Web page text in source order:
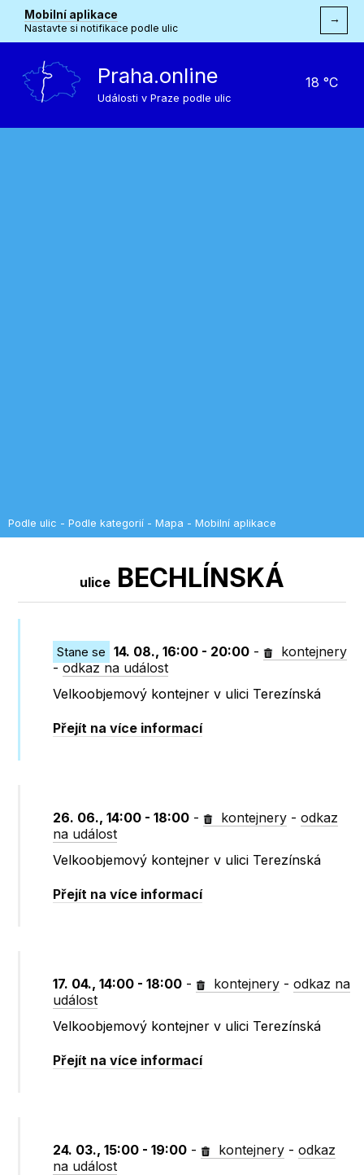
Mobilní aplikace
Nastavte si notifikace podle ulic
→
Praha.online
Události v Praze podle ulic
18 °C
Podle ulic - Podle kategorií - Mapa - Mobilní aplikace
ulice BECHLÍNSKÁ
Stane se 14. 08., 16:00 - 20:00 -
kontejnery
-odkaz na událost
Velkoobjemový kontejner v ulici Terezínská
Přejít na více informací
26. 06., 14:00 - 18:00 - kontejnery -odkaz
na událost
Velkoobjemový kontejner v ulici Terezínská
Přejít na více informací
17. 04., 14:00 - 18:00 - kontejnery -odkaz na
událost
Velkoobjemový kontejner v ulici Terezínská
Přejít na více informací
24. 03., 15:00 - 19:00 - kontejnery -odkaz
na událost